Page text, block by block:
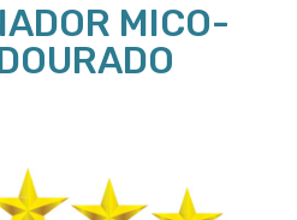
MICO-